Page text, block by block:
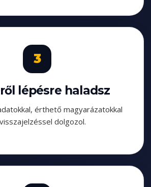
lépésre haladsz
érthető magyarázatokkal
dolgozol.